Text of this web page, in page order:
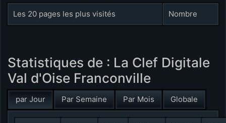
Les 20 pages les plus visités Nombre
Statistiques de : La Clef Digitale
Val d'Oise Franconville
par Jour Par Semaine Par Mois Globale